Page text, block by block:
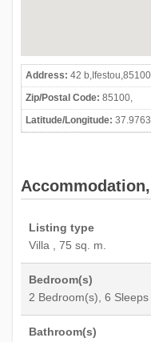
Address: 42
Zip/Postal Code: 85100,
Latitude/Longitude:
Listing type
Villa , 75 sq. m.
Bedroom(s)
2 Bedroom(s), 6 Sleeps
Bathroom(s)